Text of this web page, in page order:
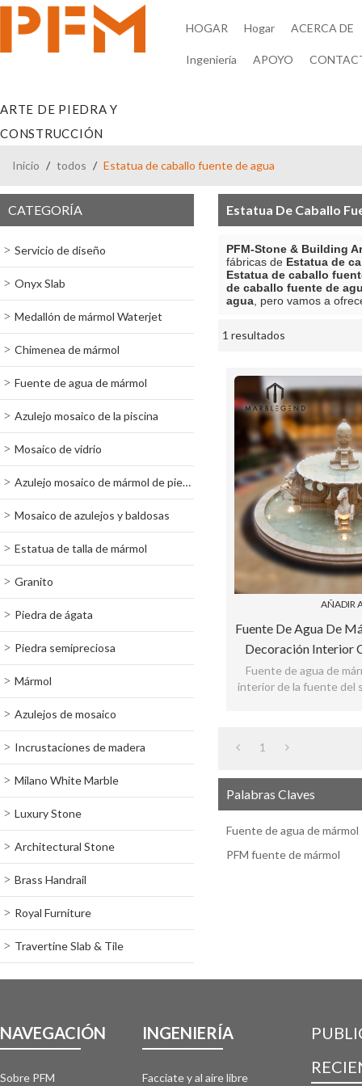
ARTE DE PIEDRA Y
CONSTRUCCIÓN
HOGAR Hogar ACERCA DE
Ingeniería APOYO
Inicio / todos / Estatua de caballo fuente de agua
CATEGORÍA
Servicio de diseño
Onyx Slab
Medallón de mármol Waterjet
Chimenea de mármol
Fuente de agua de mármol
Azulejo mosaico de la piscina
Mosaico de vidrio
Azulejo mosaico de mármol de piedra
Mosaico de azulejos y baldosas
Estatua de talla de mármol
Granito
Piedra de ágata
Piedra semipreciosa
Mármol
Azulejos de mosaico
Incrustaciones de madera
Milano White Marble
Luxury Stone
Architectural Stone
Brass Handrail
Royal Furniture
Travertine Slab & Tile
Estatua De Caballo
PFM-Stone & Building
fábricas de Estatua de
Estatua de caballo
de caballo fuente de
agua , pero vamos a
1 resultados
AÑADIR
Fuente De Agua De
Decoración Interior
Fuente de agua de
interior de la fuente del
1
Palabras Claves
Fuente de agua de mármol
PFM fuente de mármol
NAVEGACIÓN
Sobre PFM
INGENIERÍA
Facciate y al aire libre